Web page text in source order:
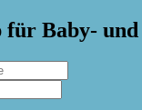
für Baby-